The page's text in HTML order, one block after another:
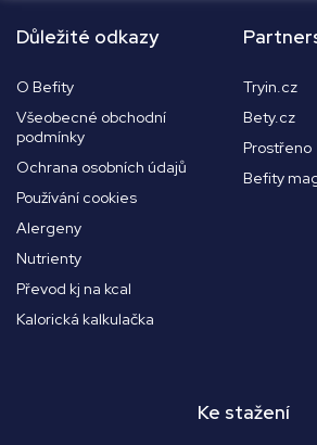
Důležité odkazy
O Befity
Všeobecné obchodní
podmínky
Ochrana osobních údajů
Používání cookies
Alergeny
Nutrienty
Převod kj na kcal
Kalorická kalkulačka
Tryin.cz
Bety.cz
Prostřeno
Befity
Ke stažení